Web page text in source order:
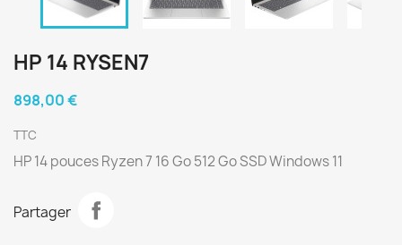
HP 14 RYSEN7
898,00 €
TTC
HP 14 pouces Ryzen 7 16 Go 512 Go SSD Windows 11
Partager